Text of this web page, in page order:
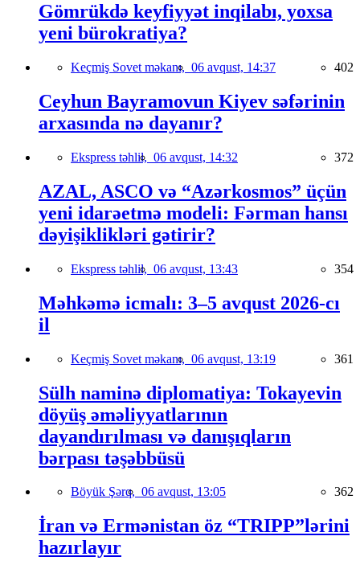
Gömrükdə keyfiyyət inqilabı, yoxsa
yeni bürokratiya?
Keçmiş Sovet məkanı, 06 avqust, 14:37 402
Ceyhun Bayramovun Kiyev səfərinin
arxasında nə dayanır?
Ekspress təhlil, 06 avqust, 14:32 372
AZAL, ASCO və “Azərkosmos” üçün
yeni idarəetmə modeli: Fərman hansı
dəyişiklikləri gətirir?
Ekspress təhlil, 06 avqust, 13:43 354
Məhkəmə icmalı: 3–5 avqust 2026-cı
il
Keçmiş Sovet məkanı, 06 avqust, 13:19 361
Sülh naminə diplomatiya: Tokayevin
döyüş əməliyyatlarının
dayandırılması və danışıqların
bərpası təşəbbüsü
Böyük Şərq, 06 avqust, 13:05 362
İran və Ermənistan öz “TRIPP”lərini
hazırlayır